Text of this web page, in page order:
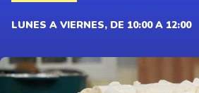
LUNES A VIERNES, DE 10:00 A 12:00